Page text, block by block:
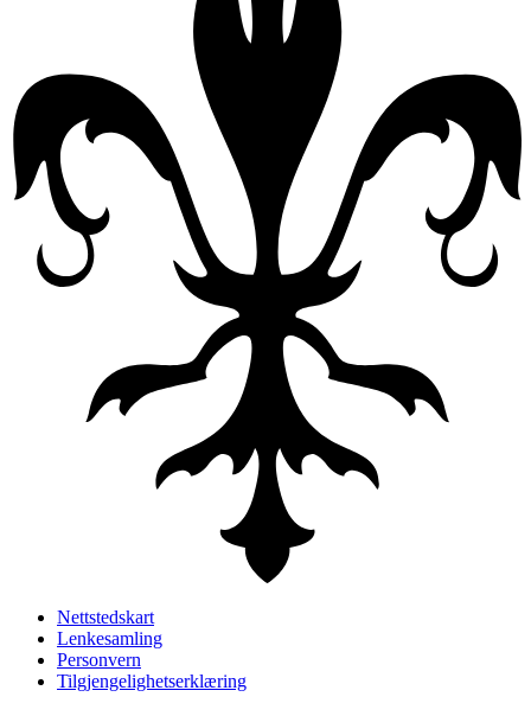
Nettstedskart
Lenkesamling
Personvern
Tilgjengelighetserklæring